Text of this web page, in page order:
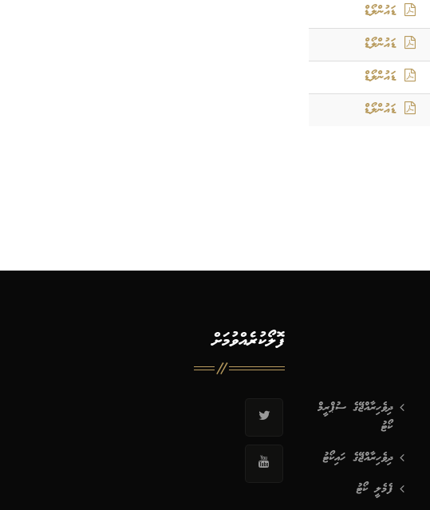
ޑައުންލޯޑް
ޑައުންލޯޑް
ޑައުންލޯޑް
ޑައުންލޯޑް
ފޮލޯކުރެއްވުމަށް
ދިވެހިރާއްޖޭގެ ސުޕްރީމް
ކޯޓު
ދިވެހިރާއްޖޭގެ ހައިކޯޓު
ފެމެލީ ކޯޓު